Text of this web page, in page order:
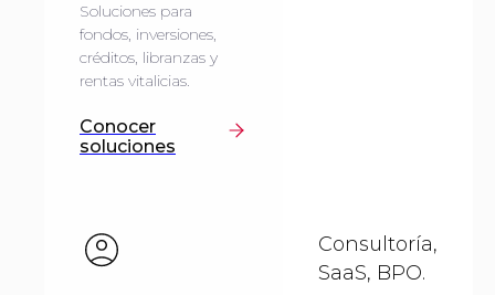
Soluciones para
fondos, inversiones,
créditos, libranzas y
rentas vitalicias.
Conocer
soluciones
Consultoría,
SaaS, BPO.